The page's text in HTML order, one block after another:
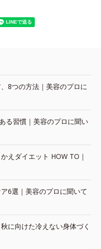
8つの方法｜美容のプロに
る習慣｜美容のプロに聞い
えダイエット HOW TO｜
6選｜美容のプロに聞いて
に向けた冷えない身体づく